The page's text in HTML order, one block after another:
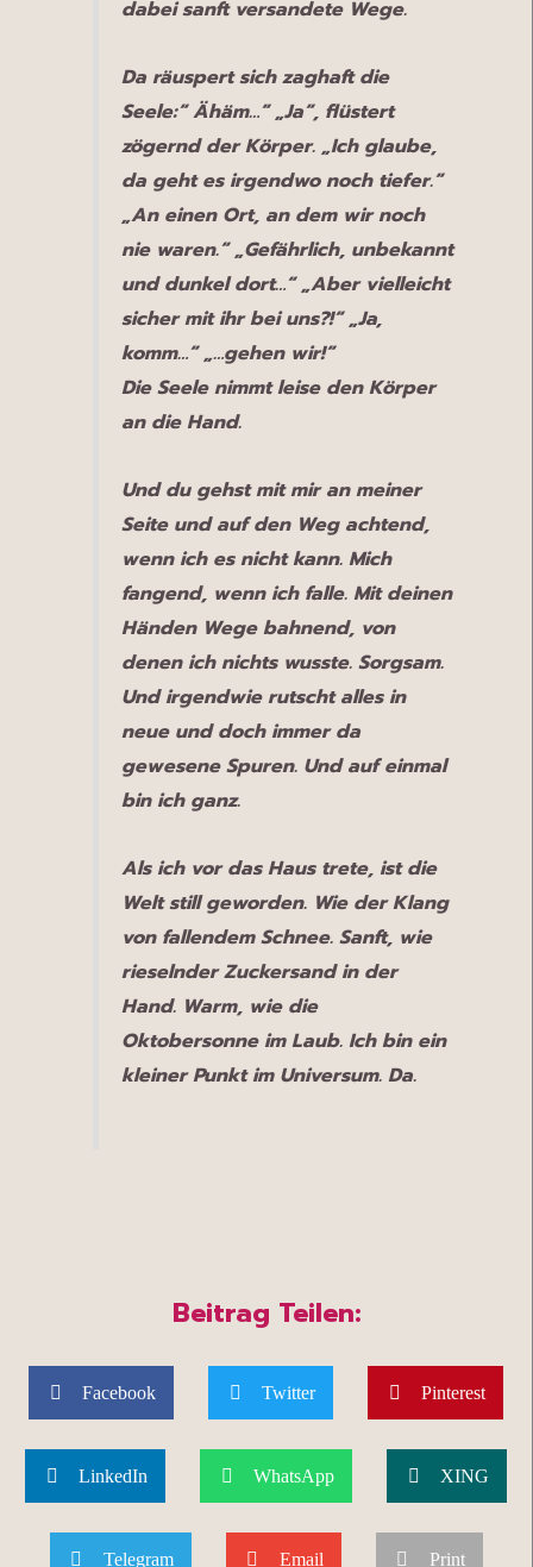
dabei sanft versandete Wege.
Da räuspert sich zaghaft die
Seele:“ Ähäm…“ „Ja“, flüstert
zögernd der Körper. „Ich glaube,
da geht es irgendwo noch tiefer.“
„An einen Ort, an dem wir noch
nie waren.“ „Gefährlich, unbekannt
und dunkel dort…“ „Aber vielleicht
sicher mit ihr bei uns?!“ „Ja,
komm…“ „…gehen wir!“
Die Seele nimmt leise den Körper
an die Hand.
Und du gehst mit mir an meiner
Seite und auf den Weg achtend,
wenn ich es nicht kann. Mich
fangend, wenn ich falle. Mit deinen
Händen Wege bahnend, von
denen ich nichts wusste. Sorgsam.
Und irgendwie rutscht alles in
neue und doch immer da
gewesene Spuren. Und auf einmal
bin ich ganz.
Als ich vor das Haus trete, ist die
Welt still geworden. Wie der Klang
von fallendem Schnee. Sanft, wie
rieselnder Zuckersand in der
Hand. Warm, wie die
Oktobersonne im Laub. Ich bin ein
kleiner Punkt im Universum. Da.
Beitrag Teilen:
Facebook Twitter Pinterest
LinkedIn WhatsApp XING
Telegram Email Print